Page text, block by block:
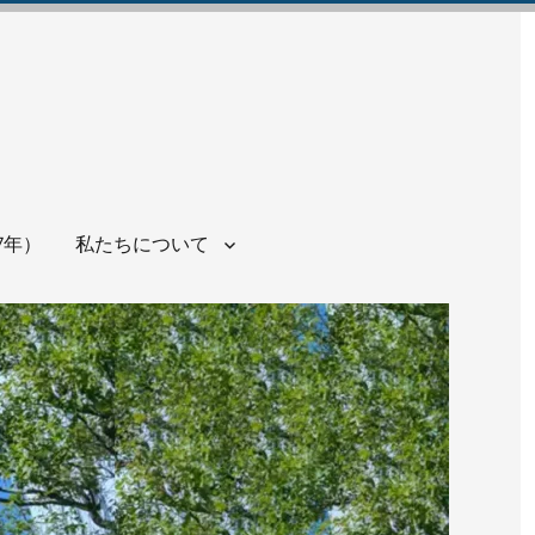
） 私たちについて